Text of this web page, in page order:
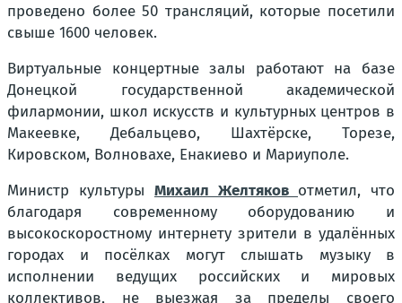
проведено более 50 трансляций, которые посетили
свыше 1600 человек.
Виртуальные концертные залы работают на базе
Донецкой государственной академической
филармонии, школ искусств и культурных центров в
Макеевке, Дебальцево, Шахтёрске, Торезе,
Кировском, Волновахе, Енакиево и Мариуполе.
Министр культуры Михаил Желтяков отметил, что
благодаря современному оборудованию и
высокоскоростному интернету зрители в удалённых
городах и посёлках могут слышать музыку в
исполнении ведущих российских и мировых
коллективов, не выезжая за пределы своего